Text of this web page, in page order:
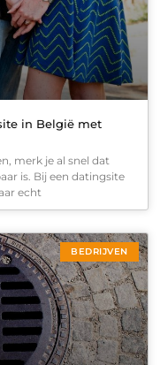
in België met
merk je al snel dat
is. Bij een datingsite
echt
BEDRIJVEN